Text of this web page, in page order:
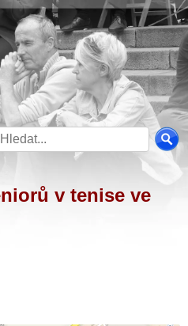
v tenise ve